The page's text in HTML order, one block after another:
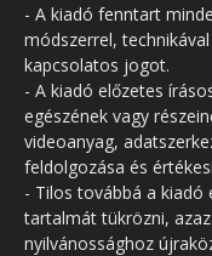
- A kiadó fenntart
módszerrel,
kapcsolatos jogot.
- A kiadó előzetes
egészének vagy
videoanyag,
feldolgozása és
- Tilos továbbá a kiadó
tartalmát tükrözni,
nyilvánossághoz